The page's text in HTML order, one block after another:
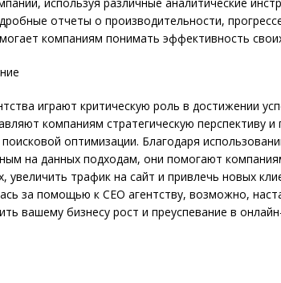
отчеты о производительности,
компаниям понимать эффективность
играют критическую роль в достижении
компаниям стратегическую перспективу
оптимизации. Благодаря
на данных подходам, они помогают
увеличить трафик на сайт и привлечь новых
за помощью к СЕО агентству, возможно,
вашему бизнесу рост и преуспевание в